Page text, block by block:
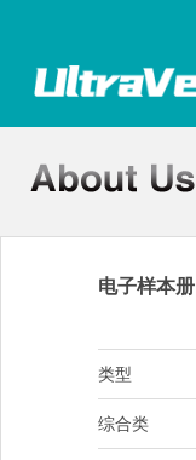
电子样本册
类型
综合类